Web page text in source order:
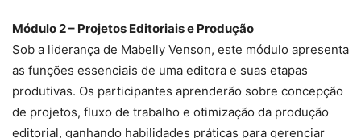
Módulo 2 – Projetos Editoriais e Produção
Sob a liderança de Mabelly Venson, este módulo apresenta
as funções essenciais de uma editora e suas etapas
produtivas. Os participantes aprenderão sobre concepção
de projetos, fluxo de trabalho e otimização da produção
editorial, ganhando habilidades práticas para gerenciar